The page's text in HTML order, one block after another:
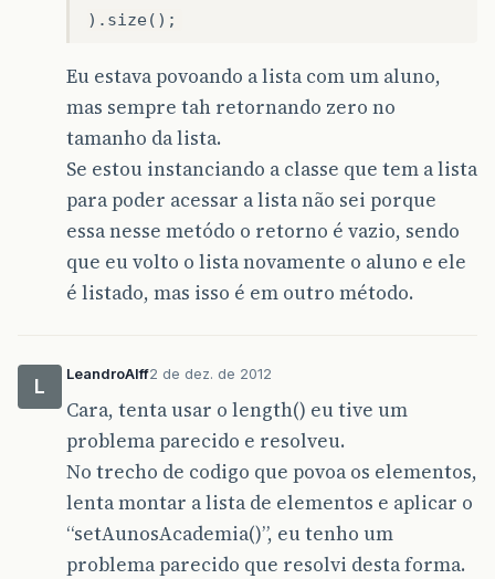
).size();
Eu estava povoando a lista com um aluno,
mas sempre tah retornando zero no
tamanho da lista.
Se estou instanciando a classe que tem a lista
para poder acessar a lista não sei porque
essa nesse metódo o retorno é vazio, sendo
que eu volto o lista novamente o aluno e ele
é listado, mas isso é em outro método.
L
LeandroAlff2 de dez. de 2012
Cara, tenta usar o length() eu tive um
problema parecido e resolveu.
No trecho de codigo que povoa os elementos,
lenta montar a lista de elementos e aplicar o
“setAunosAcademia()”, eu tenho um
problema parecido que resolvi desta forma.